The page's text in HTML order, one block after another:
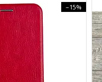
–15%